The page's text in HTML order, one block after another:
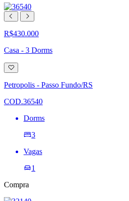
R$430.000
Casa - 3 Dorms
Adicionar
à
lista
de
Petropolis - Passo Fundo/RS
COD.36540
Dorms
3
Vagas
1
Compra